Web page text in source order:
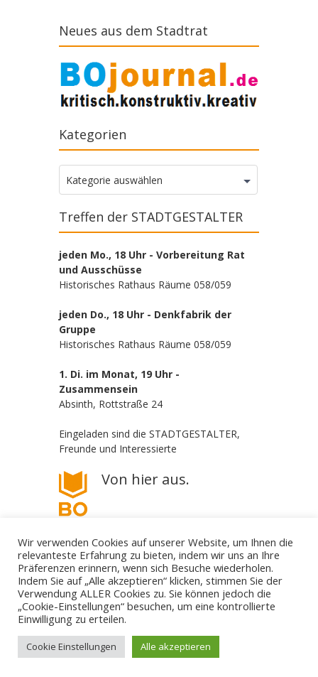
Neues aus dem Stadtrat
Kategorien
Kategorien
Kategorie auswählen
Treffen der STADTGESTALTER
jeden Mo., 18 Uhr - Vorbereitung Rat
und Ausschüsse
Historisches Rathaus Räume 058/059
jeden Do., 18 Uhr - Denkfabrik der
Gruppe
Historisches Rathaus Räume 058/059
1. Di. im Monat, 19 Uhr -
Zusammensein
Absinth, Rottstraße 24
Eingeladen sind die STADTGESTALTER,
Freunde und Interessierte
Von hier aus.
Die STADTGESTALTER - politisch aber parteilos
Gestalte deine Stadt. - Für Bürgerbeteiligung! - Gegen
mail@die-stadtgestalter.de
Wir verwenden Cookies auf unserer Website, um Ihnen die
relevanteste Erfahrung zu bieten, indem wir uns an Ihre
Präferenzen erinnern, wenn sich Besuche wiederholen.
Indem Sie auf „Alle akzeptieren“ klicken, stimmen Sie der
Verwendung ALLER Cookies zu. Sie können jedoch die
„Cookie-Einstellungen“ besuchen, um eine kontrollierte
Einwilligung zu erteilen.
Cookie Einstellungen Alle akzeptieren